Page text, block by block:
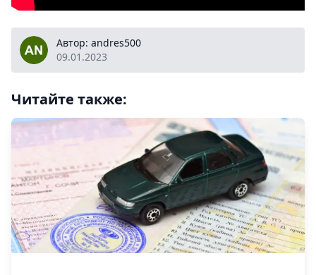
andres500Автор: andres500
09.01.2023
Читайте также: